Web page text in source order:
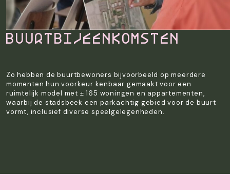
Buurtbijeenkomsten
Zo hebben de buurtbewoners bijvoorbeeld op meerdere
momenten hun voorkeur kenbaar gemaakt voor een
ruimtelijk model met ± 165 woningen en appartementen,
waarbij de stadsbeek een parkachtig gebied voor de buurt
vormt, inclusief diverse speelgelegenheden.